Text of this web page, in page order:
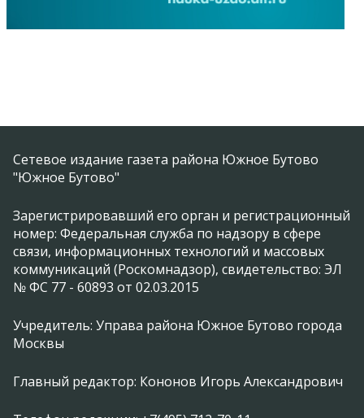
Сетевое издание газета района Южное Бутово
"Южное Бутово"
Зарегистрировавший его орган и регистрационный
номер: Федеральная служба по надзору в сфере
связи, информационных технологий и массовых
коммуникаций (Роскомнадзор), свидетельство: ЭЛ
№ ФС 77 - 60893 от 02.03.2015
Учредитель: Управа района Южное Бутово города
Москвы
Главный редактор: Кононов Игорь Александрович